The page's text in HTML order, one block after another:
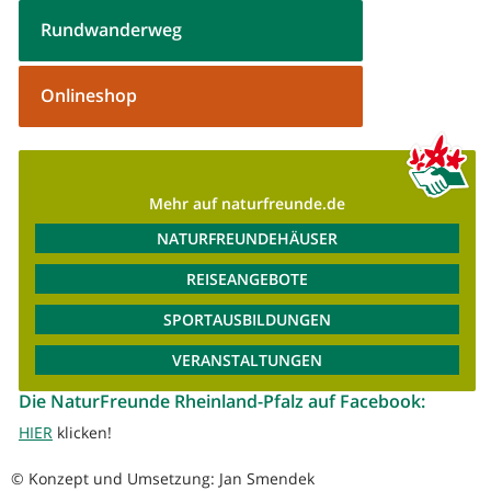
Rundwanderweg
Onlineshop
Mehr auf naturfreunde.de
NATURFREUNDEHÄUSER
REISEANGEBOTE
SPORTAUSBILDUNGEN
VERANSTALTUNGEN
Die NaturFreunde Rheinland-Pfalz auf Facebook:
HIER klicken!
© Konzept und Umsetzung: Jan Smendek